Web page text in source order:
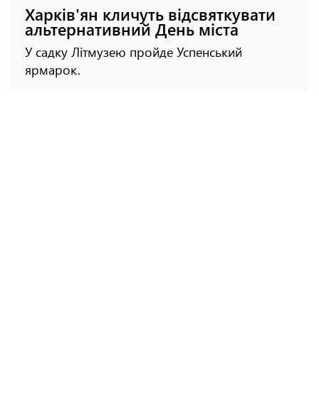
Харків'ян кличуть відсвяткувати
альтернативний День міста
У садку Літмузею пройде Успенський
ярмарок.